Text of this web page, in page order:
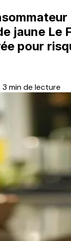
jaune Le
pour
3 min de lecture